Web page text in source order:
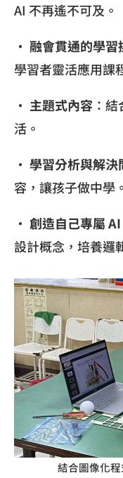
AI 不再遙不可及。
• 融會貫通的學習
學習者靈活應用課
• 主題式內容 ：
活。
• 學習分析與解決
容，讓孩子做中學。
• 創造自己專屬
設計概念，培養邏
結合圖像化